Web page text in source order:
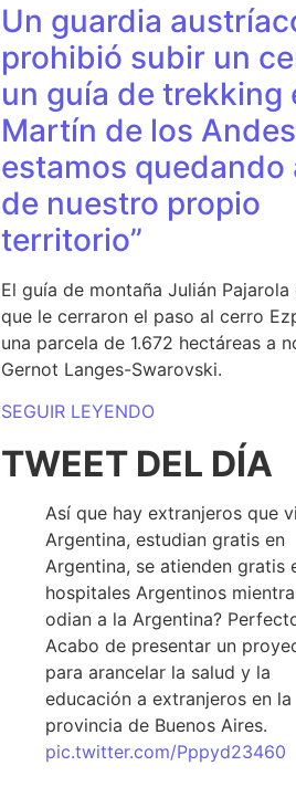
Un guardia
prohibió subir un
un guía de trekking
Martín de los
estamos quedando
de nuestro propio
territorio”
El guía de montaña Julián Pajarola
que le cerraron el paso al cerro
una parcela de 1.672 hectáreas a
Gernot Langes-Swarovski.
SEGUIR LEYENDO
TWEET DEL DÍA
Así que hay extranjeros que
Argentina, estudian gratis en
Argentina, se atienden gratis
hospitales Argentinos
odian a la Argentina?
Acabo de presentar un
para arancelar la salud y la
educación a extranjeros en la
provincia de Buenos Aires.
pic.twitter.com/Pppyd23460